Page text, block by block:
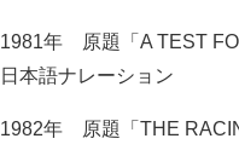
1981年 原題「A TEST
日本語ナレーション
1982年 原題「THE